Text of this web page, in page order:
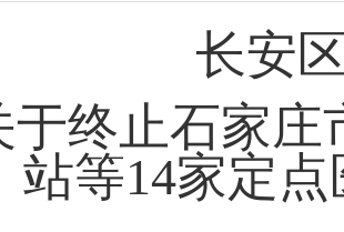
长安
于终止石家庄
站等14家定